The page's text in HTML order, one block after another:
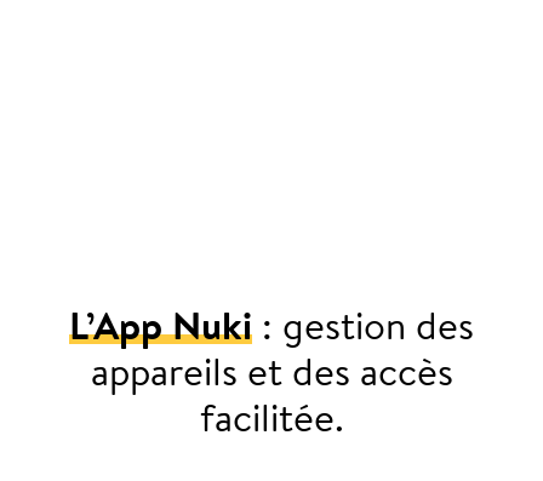
L’App Nuki : gestion des
appareils et des accès
facilitée.